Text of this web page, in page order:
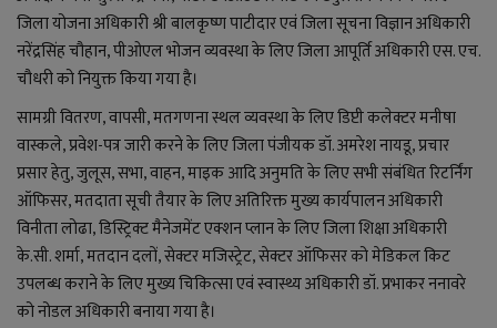
जिला योजना अधिकारी श्री बालकृष्ण पाटीदार एवं जिला सूचना विज्ञान अधिकारी
नरेंद्रसिंह चौहान, पीओएल भोजन व्यवस्था के लिए जिला आपूर्ति अधिकारी एस. एच.
चौधरी को नियुक्त किया गया है।
सामग्री वितरण, वापसी, मतगणना स्थल व्यवस्था के लिए डिप्टी कलेक्टर मनीषा
वास्कले, प्रवेश-पत्र जारी करने के लिए जिला पंजीयक डॉ. अमरेश नायडू, प्रचार
प्रसार हेतु, जुलूस, सभा, वाहन, माइक आदि अनुमति के लिए सभी संबंधित रिटर्निंग
ऑफिसर, मतदाता सूची तैयार के लिए अतिरिक्त मुख्य कार्यपालन अधिकारी
विनीता लोढा, डिस्ट्रिक्ट मैनेजमेंट एक्शन प्लान के लिए जिला शिक्षा अधिकारी
के.सी. शर्मा, मतदान दलों, सेक्टर मजिस्ट्रेट, सेक्टर ऑफिसर को मेडिकल किट
उपलब्ध कराने के लिए मुख्य चिकित्सा एवं स्वास्थ्य अधिकारी डॉ. प्रभाकर ननावरे
को नोडल अधिकारी बनाया गया है।